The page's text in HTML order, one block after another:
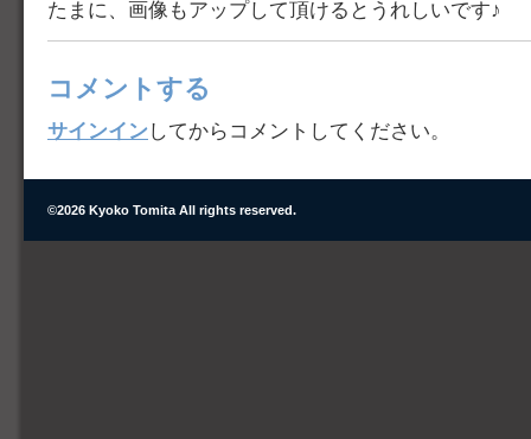
たまに、画像もアップして頂けるとうれしいです♪
コメントする
サインインしてからコメントしてください。
©2026 Kyoko Tomita All rights reserved.